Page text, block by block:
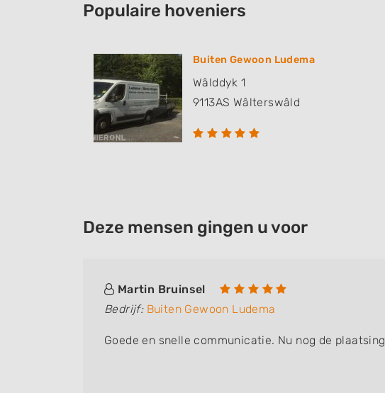
Populaire hoveniers
Buiten Gewoon Ludema
Wâlddyk 1
9113AS Wâlterswâld
Deze mensen gingen u voor
Martin Bruinsel
Bedrijf: Buiten Gewoon Ludema
Goede en snelle communicatie. Nu nog de plaatsing